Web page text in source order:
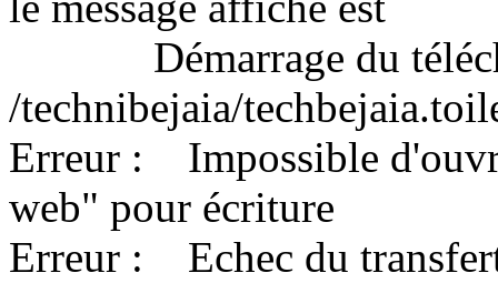
Démarrage du
/technibejaia/
Erreur : Impossible
web" pour écriture
Erreur : Echec du